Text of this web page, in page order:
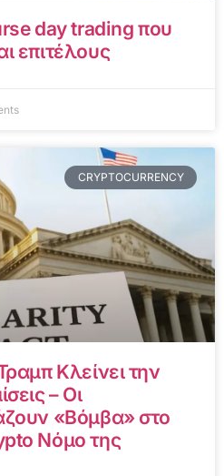
day trading που
επιτέλους
CRYPTOCURRENCY
Κλείνει την
– Οι
«Βόμβα» στο
Νόμο της